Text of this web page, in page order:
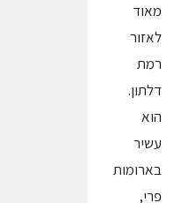
מאוד
לאזור
רמת
דלתון.
הוא
עשיר
בארומות
פרי,